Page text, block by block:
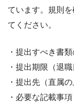
ています。規則
てください。
・提出すべき書
・提出期限（退
・提出先（直属
・必要な記載事項